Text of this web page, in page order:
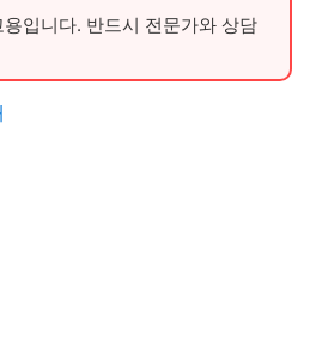
입니다. 반드시 전문가와 상담